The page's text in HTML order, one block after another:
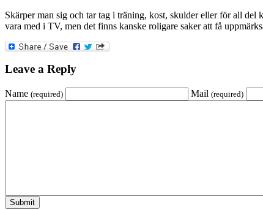
Skärper man sig och tar tag i träning, kost, skulder eller för all del
vara med i TV, men det finns kanske roligare saker att få uppmä
Leave a Reply
Name (required) Mail (required)